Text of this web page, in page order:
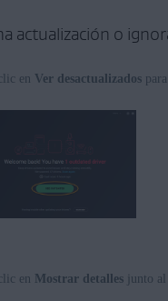
actualización o
en Ver desactualizados
en Mostrar detalles junto al